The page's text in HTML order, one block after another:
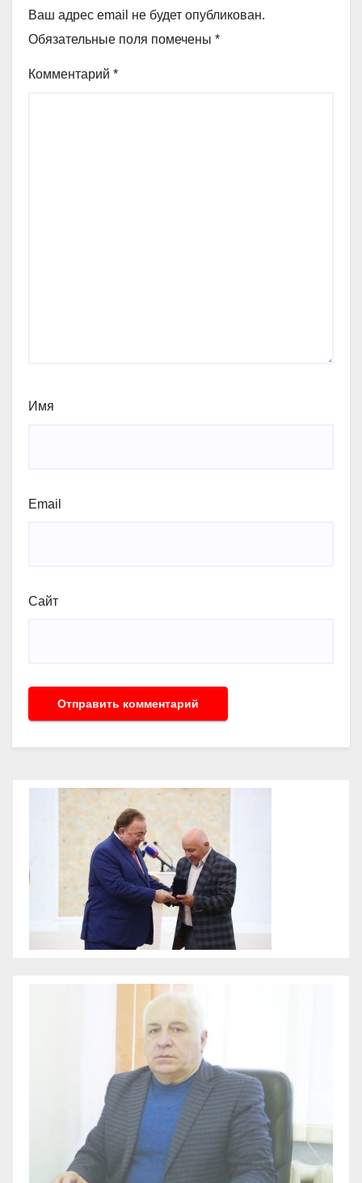
Ваш адрес email не будет опубликован.
Обязательные поля помечены *
Комментарий *
Имя
Email
Сайт